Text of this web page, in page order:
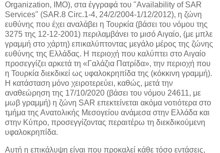
Organization, IMO), στα έγγραφά του "Availability of SAR
Services" (SAR.8 Circ.1-4, 24/2/2004-1/12/2012), η ζώνη
ευθύνης που έχει αναλάβει η Τουρκία (βάσει του νόμου της
3275 της 12-12-2001) περιλαμβάνει το μισό Αιγαίο, (με μπλε
γραμμή στο χάρτη) επικαλύπτοντας μεγάλο μέρος της ζώνης
ευθύνης της Ελλάδας. Η περιοχή που καλύπτει στο Αιγαίο
προσεγγίζει αρκετά τη «Γαλάζια Πατρίδα», την περιοχή που
η Τουρκία διεκδικεί ως υφαλοκρηπίδα της (κόκκινη γραμμή).
Η κατάσταση μόνο χειροτερεύει, καθώς, μετά την
αναθεώρηση της 17/10/2020 (βάσει του νόμου 24611, με
μωβ γραμμή) η ζώνη SAR επεκτείνεται ακόμα νοτιότερα στο
τμήμα της Ανατολικής Μεσογείου ανάμεσα στην Ελλάδα και
στην Κύπρο, προσεγγίζοντας περαιτέρω τη διεκδικούμενη
υφαλοκρηπίδα.
Αυτή η επικάλυψη είναι που προκαλεί κάθε τόσο εντάσεις,